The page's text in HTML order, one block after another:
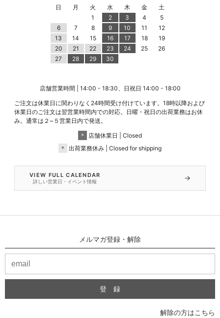
日
月 火 水 木 金
土
1
2 3 4
5
6
7 8 9 10 11
12
13
14 15 16 17 18
19
20
21 22 23 24 25
26
27
28 29 30
店舗営業時間 | 14:00 - 18:30、日祝日 14:00 - 18:00
ご注文は休業日に関わりなく24時間受け付けています。18時以降および
休業日のご注文は翌営業時間内での対応。日曜・祝日の出荷業務はお休
み。通常は２~５営業日内で発送。
＊
店舗休業日 | Closed
＊
出荷業務休み | Closed for shipping
VIEW FULL CALENDAR
詳しい営業日・イベント情報 →
メルマガ登録・解除
解除の方はこちら